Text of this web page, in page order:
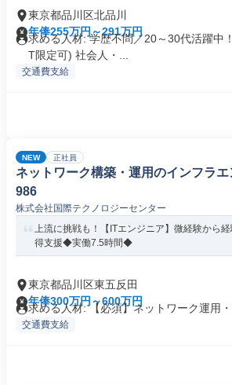
東京都品川区北品川
年俸255万円～291万円
求める人材: 学歴不問／20～30代活躍中
T限定可) 社会人・...
交通費支給
NEW 正社員
ネットワーク構築・運用のインフラ
986
株式会社国際テクノロジーセンター
上流に挑戦も！【ITエンジニア】微経験から
得支援◆実働7.5時間◆
東京都品川区東五反田
年俸300万円～600万円
求める人材: 【必須】ネットワーク運用
交通費支給